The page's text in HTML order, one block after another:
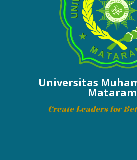
Universitas
Mataram
Create Leaders for